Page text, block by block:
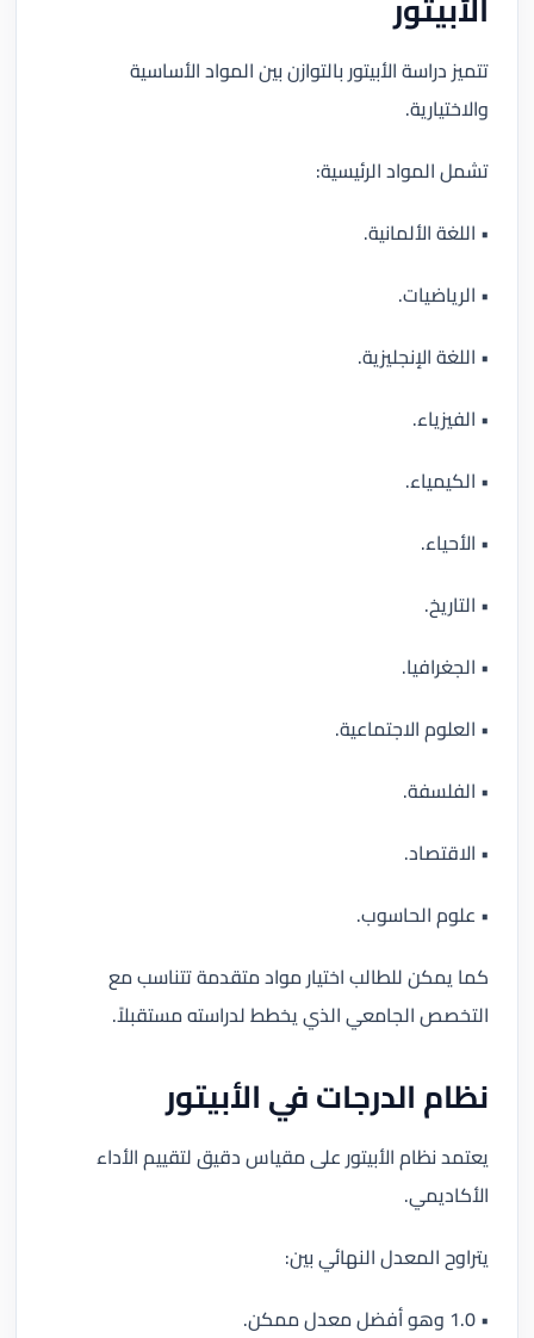
تتميز دراسة الأبيتور بالتوازن بين المواد الأساسية
والاختيارية.
تشمل المواد الرئيسية:
• اللغة الألمانية.
• الرياضيات.
• اللغة الإنجليزية.
• الفيزياء.
• الكيمياء.
• الأحياء.
• التاريخ.
• الجغرافيا.
• العلوم الاجتماعية.
• الفلسفة.
• الاقتصاد.
• علوم الحاسوب.
كما يمكن للطالب اختيار مواد متقدمة تتناسب مع
التخصص الجامعي الذي يخطط لدراسته مستقبلاً.
نظام الدرجات في الأبيتور
يعتمد نظام الأبيتور على مقياس دقيق لتقييم الأداء
الأكاديمي.
يتراوح المعدل النهائي بين:
• 1.0 وهو أفضل معدل ممكن.